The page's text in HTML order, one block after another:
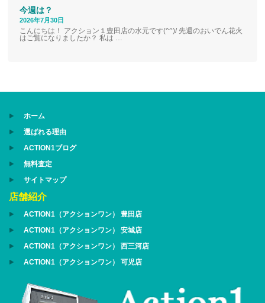
今週は？
2026年7月30日
こんにちは！ アクション１豊田店の水元です(^^)/ 先週のおいでん花火
はご覧になりましたか？ 私は …
ホーム
選ばれる理由
ACTION1ブログ
無料査定
サイトマップ
店舗紹介
ACTION1（アクションワン） 豊田店
ACTION1（アクションワン） 安城店
ACTION1（アクションワン） 西三河店
ACTION1（アクションワン） 可児店